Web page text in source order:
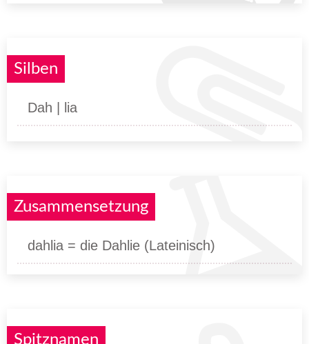
Silben
Dah | lia
Zusammensetzung
dahlia = die Dahlie (Lateinisch)
Spitznamen